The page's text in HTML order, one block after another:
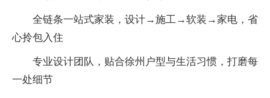
全链条一站式家装，设计→施工→软装→家电，省
心拎包入住
专业设计团队，贴合徐州户型与生活习惯，打磨每
一处细节